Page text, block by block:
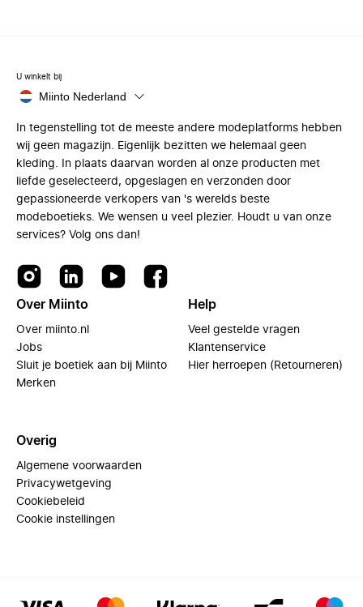
U winkelt bij
Miinto Nederland
In tegenstelling tot de meeste andere modeplatforms hebben
wij geen magazijn. Eigenlijk bezitten we helemaal geen
kleding. In plaats daarvan worden al onze producten met
liefde geselecteerd, opgeslagen en verzonden door
gepassioneerde verkopers van 's werelds beste
modeboetieks. We wensen u veel plezier. Houdt u van onze
services? Volg ons dan!
Over Miinto
Over miinto.nl
Jobs
Sluit je boetiek aan bij Miinto
Merken
Help
Veel gestelde vragen
Klantenservice
Hier herroepen (Retourneren)
Overig
Algemene voorwaarden
Privacywetgeving
Cookiebeleid
Cookie instellingen